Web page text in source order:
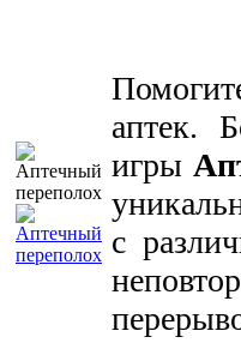
аптек.
игры
с